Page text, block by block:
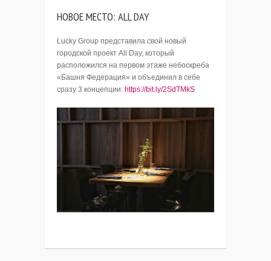
НОВОЕ МЕСТО: ALL DAY
Lucky Group представила свой новый
городской проект All Day, который
расположился на первом этаже небоскреба
«Башня Федерация» и объединил в себе
сразу 3 концепции: https://bit.ly/2SdTMkS